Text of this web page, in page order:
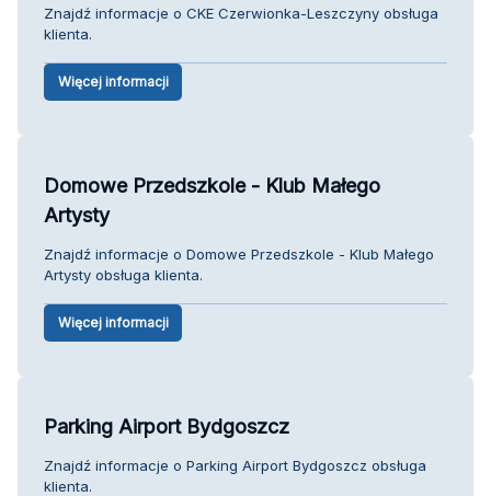
Znajdź informacje o CKE Czerwionka-Leszczyny obsługa
klienta.
Więcej informacji
Domowe Przedszkole - Klub Małego
Artysty
Znajdź informacje o Domowe Przedszkole - Klub Małego
Artysty obsługa klienta.
Więcej informacji
Parking Airport Bydgoszcz
Znajdź informacje o Parking Airport Bydgoszcz obsługa
klienta.